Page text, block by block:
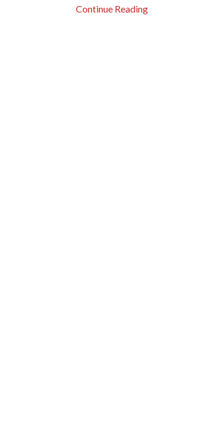
Continue Reading